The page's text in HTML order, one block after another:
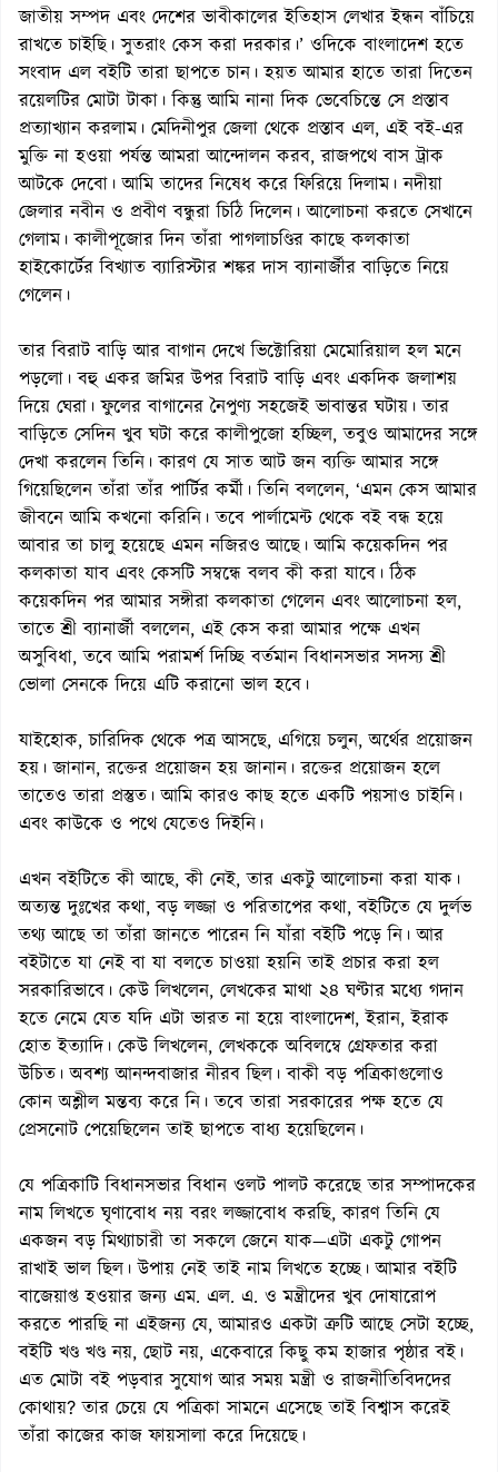
জাতীয় সম্পদ এবং দেশের ভাবীকালের ইতিহাস লেখার ইন্ধন বাঁচিয়ে
রাখতে চাইছি। সুতরাং কেস করা দরকার।’ ওদিকে বাংলাদেশ হতে
সংবাদ এল বইটি তারা ছাপতে চান। হয়ত আমার হাতে তারা দিতেন
রয়েলটির মোটা টাকা। কিন্তু আমি নানা দিক ভেবেচিন্তে সে প্রস্তাব
প্রত্যাখ্যান করলাম। মেদিনীপুর জেলা থেকে প্রস্তাব এল, এই বই-এর
মুক্তি না হওয়া পর্যন্ত আমরা আন্দোলন করব, রাজপথে বাস ট্রাক
আটকে দেবো। আমি তাদের নিষেধ করে ফিরিয়ে দিলাম। নদীয়া
জেলার নবীন ও প্রবীণ বন্ধুরা চিঠি দিলেন। আলোচনা করতে সেখানে
গেলাম। কালীপূজোর দিন তাঁরা পাগলাচণ্ডির কাছে কলকাতা
হাইকোর্টের বিখ্যাত ব্যারিস্টার শঙ্কর দাস ব্যানার্জীর বাড়িতে নিয়ে
গেলেন।
তার বিরাট বাড়ি আর বাগান দেখে ভিক্টোরিয়া মেমোরিয়াল হল মনে
পড়লো। বহু একর জমির উপর বিরাট বাড়ি এবং একদিক জলাশয়
দিয়ে ঘেরা। ফুলের বাগানের নৈপুণ্য সহজেই ভাবান্তর ঘটায়। তার
বাড়িতে সেদিন খুব ঘটা করে কালীপুজো হচ্ছিল, তবুও আমাদের সঙ্গে
দেখা করলেন তিনি। কারণ যে সাত আট জন ব্যক্তি আমার সঙ্গে
গিয়েছিলেন তাঁরা তাঁর পার্টির কর্মী। তিনি বললেন, ‘এমন কেস আমার
জীবনে আমি কখনো করিনি। তবে পার্লামেন্ট থেকে বই বন্ধ হয়ে
আবার তা চালু হয়েছে এমন নজিরও আছে। আমি কয়েকদিন পর
কলকাতা যাব এবং কেসটি সম্বন্ধে বলব কী করা যাবে। ঠিক
কয়েকদিন পর আমার সঙ্গীরা কলকাতা গেলেন এবং আলোচনা হল,
তাতে শ্রী ব্যানার্জী বললেন, এই কেস করা আমার পক্ষে এখন
অসুবিধা, তবে আমি পরামর্শ দিচ্ছি বর্তমান বিধানসভার সদস্য শ্রী
ভোলা সেনকে দিয়ে এটি করানো ভাল হবে।
যাইহোক, চারিদিক থেকে পত্র আসছে, এগিয়ে চলুন, অর্থের প্রয়োজন
হয়। জানান, রক্তের প্রয়োজন হয় জানান। রক্তের প্রয়োজন হলে
তাতেও তারা প্রস্তুত। আমি কারও কাছ হতে একটি পয়সাও চাইনি।
এবং কাউকে ও পথে যেতেও দিইনি।
এখন বইটিতে কী আছে, কী নেই, তার একটু আলোচনা করা যাক।
অত্যন্ত দুঃখের কথা, বড় লজ্জা ও পরিতাপের কথা, বইটিতে যে দুর্লভ
তথ্য আছে তা তাঁরা জানতে পারেন নি যাঁরা বইটি পড়ে নি। আর
বইটাতে যা নেই বা যা বলতে চাওয়া হয়নি তাই প্রচার করা হল
সরকারিভাবে। কেউ লিখলেন, লেখকের মাথা ২৪ ঘণ্টার মধ্যে গদান
হতে নেমে যেত যদি এটা ভারত না হয়ে বাংলাদেশ, ইরান, ইরাক
হোত ইত্যাদি। কেউ লিখলেন, লেখককে অবিলম্বে গ্রেফতার করা
উচিত। অবশ্য আনন্দবাজার নীরব ছিল। বাকী বড় পত্রিকাগুলোও
কোন অশ্লীল মন্তব্য করে নি। তবে তারা সরকারের পক্ষ হতে যে
প্রেসনোট পেয়েছিলেন তাই ছাপতে বাধ্য হয়েছিলেন।
যে পত্রিকাটি বিধানসভার বিধান ওলট পালট করেছে তার সম্পাদকের
নাম লিখতে ঘৃণাবোধ নয় বরং লজ্জাবোধ করছি, কারণ তিনি যে
একজন বড় মিথ্যাচারী তা সকলে জেনে যাক—এটা একটু গোপন
রাখাই ভাল ছিল। উপায় নেই তাই নাম লিখতে হচ্ছে। আমার বইটি
বাজেয়াপ্ত হওয়ার জন্য এম. এল. এ. ও মন্ত্রীদের খুব দোষারোপ
করতে পারছি না এইজন্য যে, আমারও একটা ত্রুটি আছে সেটা হচ্ছে,
বইটি খণ্ড খণ্ড নয়, ছোট নয়, একেবারে কিছু কম হাজার পৃষ্ঠার বই।
এত মোটা বই পড়বার সুযোগ আর সময় মন্ত্রী ও রাজনীতিবিদদের
কোথায়? তার চেয়ে যে পত্রিকা সামনে এসেছে তাই বিশ্বাস করেই
তাঁরা কাজের কাজ ফায়সালা করে দিয়েছে।